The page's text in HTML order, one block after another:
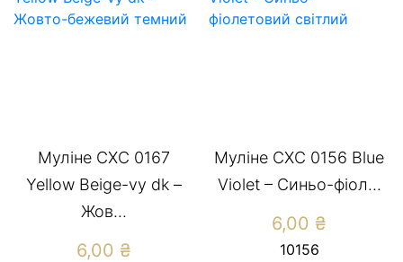
Муліне СХС 0167
Yellow Beige-vy dk –
Жов...
6,00 ₴
Муліне СХС 0156 Blue
Violet – Cиньо-фіол...
6,00 ₴
10156